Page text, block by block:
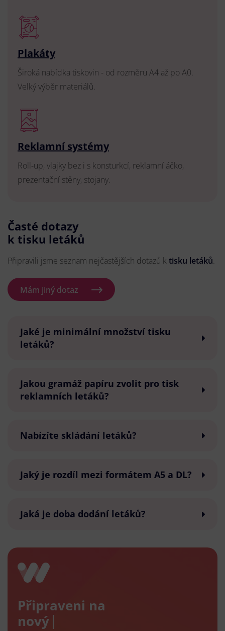
Plakáty
Široká nabídka tiskovin - od rozměru A4 až po A0.
Velký výběr materiálů.
Reklamní systémy
Roll-up, vlajky bez i s konsturkcí, reklamní áčko,
prezentační stěny, stojany.
Časté dotazy
k tisku letáků
Připravili jsme seznam nejčastějších dotazů k tisku letáků.
Mám jiný dotaz
Jaké je minimální množství tisku
letáků?
Jakou gramáž papíru zvolit pro tisk
reklamních letáků?
Nabízíte skládání letáků?
Jaký je rozdíl mezi formátem A5 a DL?
Jaká je doba dodání letáků?
Připraveni na
nový e-s